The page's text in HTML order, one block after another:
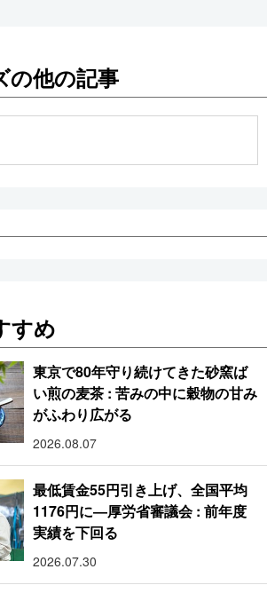
の他の記事
すめ
東京で80年守り続けてきた砂窯ば
い煎の麦茶 : 苦みの中に穀物の甘み
がふわり広がる
2026.08.07
最低賃金55円引き上げ、全国平均
1176円に―厚労省審議会 : 前年度
実績を下回る
2026.07.30